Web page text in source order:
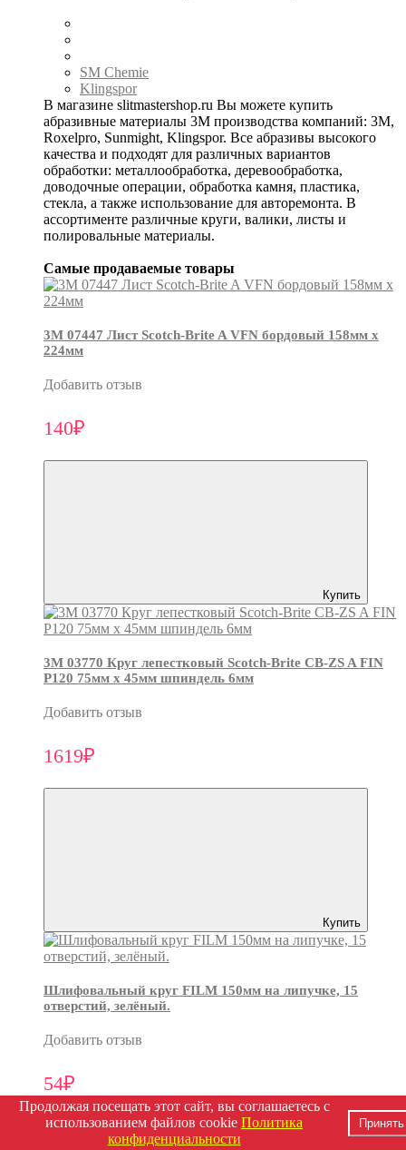
SM Chemie
Klingspor
В магазине slitmastershop.ru Вы можете купить
абразивные материалы 3М производства компаний: 3М,
Roxelpro, Sunmight, Klingspor. Все абразивы высокого
качества и подходят для различных вариантов
обработки: металлообработка, деревообработка,
доводочные операции, обработка камня, пластика,
стекла, а также использование для авторемонта. В
ассортименте различные круги, валики, листы и
полировальные материалы.
Самые продаваемые товары
3М 07447 Лист Scotch-Brite A VFN бордовый 158мм х
224мм
Добавить отзыв
140₽
Купить
3М 03770 Круг лепестковый Scotch-Brite CB-ZS A FIN
P120 75мм х 45мм шпиндель 6мм
Добавить отзыв
1619₽
Купить
Шлифовальный круг FILM 150мм на липучке, 15
отверстий, зелёный.
Добавить отзыв
54₽
Продолжая посещать этот сайт, вы соглашаетесь с
использованием файлов cookie Политика
конфиденциальности
Принять